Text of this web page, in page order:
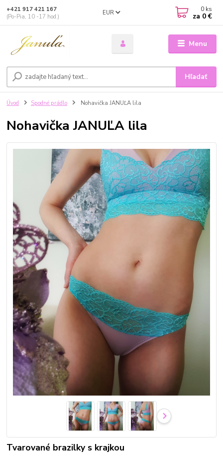
Menu
EUR
Hľadať
+421 917 421 167
(Po-Pia, 10 -17 hod.)
0 ks
za 0 €
Úvod Spodné prádlo Nohavička JANUĽA lila
Nohavička JANUĽA lila
Tvarované brazilky s krajkou